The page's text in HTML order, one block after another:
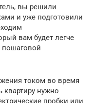
вы решили
и уже подготовили
вам будет легче
пошаговой
током во время
квартиру нужно
пробки или